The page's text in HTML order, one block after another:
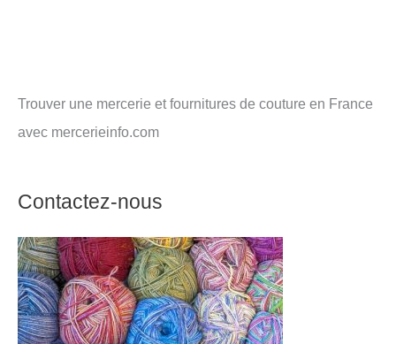
Trouver une mercerie et fournitures de couture en France
avec mercerieinfo.com
Contactez-nous